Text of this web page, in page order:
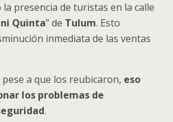
presencia de turistas en la calle
Quinta” de Tulum. Esto
inmediata de las ventas
a que los reubicaron, eso
los problemas de
.